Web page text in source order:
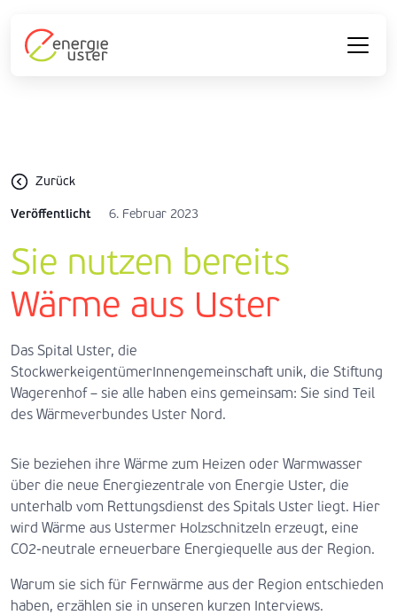
Zurück
Veröffentlicht 6. Februar 2023
Sie nutzen bereits
Wärme aus Uster
Das Spital Uster, die
StockwerkeigentümerInnengemeinschaft unik, die Stiftung
Wagerenhof – sie alle haben eins gemeinsam: Sie sind Teil
des Wärmeverbundes Uster Nord.
Sie beziehen ihre Wärme zum Heizen oder Warmwasser
über die neue Energiezentrale von Energie Uster, die
unterhalb vom Rettungsdienst des Spitals Uster liegt. Hier
wird Wärme aus Ustermer Holzschnitzeln erzeugt, eine
CO2-neutrale erneuerbare Energiequelle aus der Region.
Warum sie sich für Fernwärme aus der Region entschieden
haben, erzählen sie in unseren kurzen Interviews.